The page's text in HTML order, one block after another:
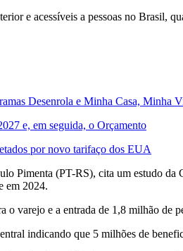
e acessíveis a pessoas no Brasil,
Desenrola e Minha Casa, Minha
e, em seguida, o Orçamento
por novo tarifaço dos EUA
Pimenta (PT-RS), cita um estudo
em 2024.
varejo e a entrada de 1,8 milhão de
indicando que 5 milhões de